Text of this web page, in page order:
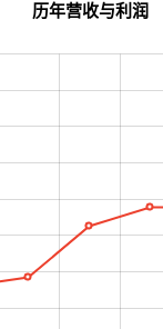
历年营收与利润